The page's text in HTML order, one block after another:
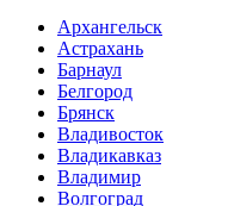
Архангельск
Астрахань
Барнаул
Белгород
Брянск
Владивосток
Владикавказ
Владимир
Волгоград